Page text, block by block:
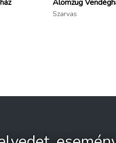
Álomzug
Szarvas